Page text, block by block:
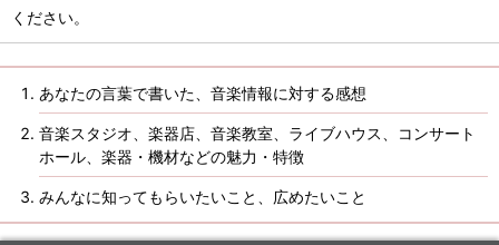
ください。
あなたの言葉で書いた、音楽情報に対する感想
音楽スタジオ、楽器店、音楽教室、ライブハウス、コンサート
ホール、楽器・機材などの魅力・特徴
みんなに知ってもらいたいこと、広めたいこと